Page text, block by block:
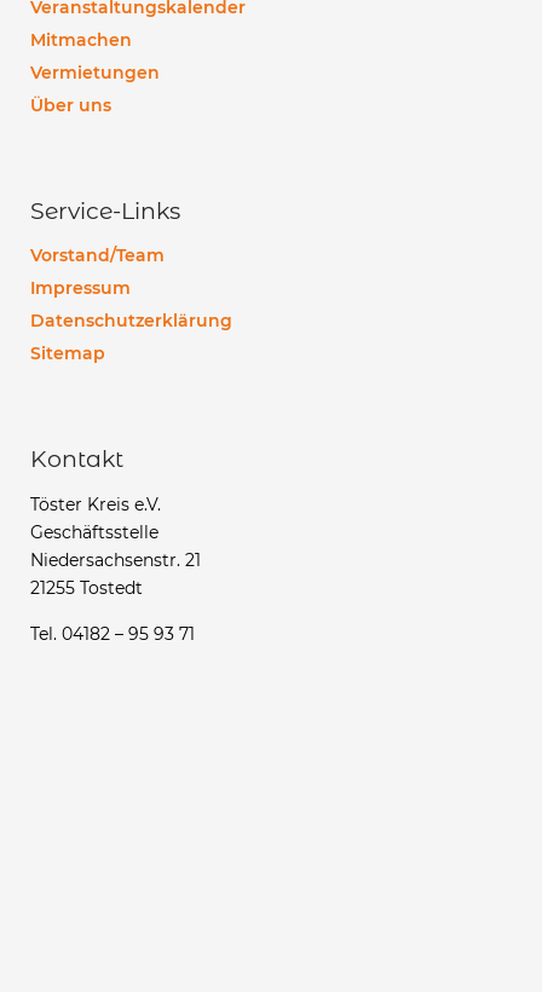
Veranstaltungskalender
Mitmachen
Vermietungen
Über uns
Service-Links
Vorstand/Team
Impressum
Datenschutzerklärung
Sitemap
Kontakt
Töster Kreis e.V.
Geschäftsstelle
Niedersachsenstr. 21
21255 Tostedt
Tel. 04182 – 95 93 71